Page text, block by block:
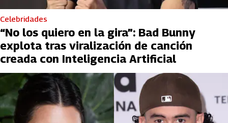
Celebridades
“No los quiero en la gira”: Bad Bunny
explota tras viralización de canción
creada con Inteligencia Artificial